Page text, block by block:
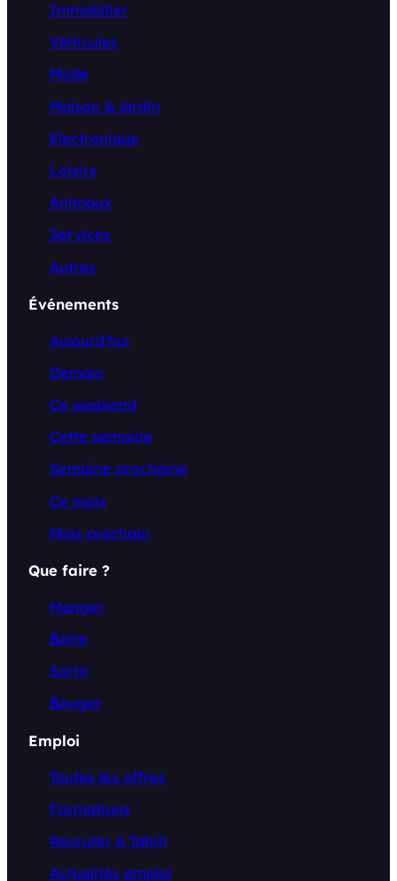
Immobilier
Véhicules
Mode
Maison & jardin
Electronique
Loisirs
Animaux
Services
Autres
Événements
Aujourd’hui
Demain
Ce weekend
Cette semaine
Semaine prochaine
Ce mois
Mois prochain
Que faire ?
Manger
Boire
Sortir
Bouger
Emploi
Toutes les offres
Formations
Recruter à Tahiti
Actualités emploi